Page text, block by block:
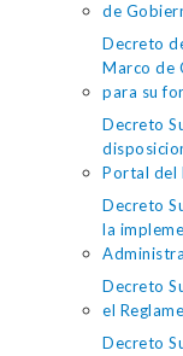
de
Decreto
Marco de
para su
Decreto
Portal del
Decreto
la
Decreto
el
Decreto